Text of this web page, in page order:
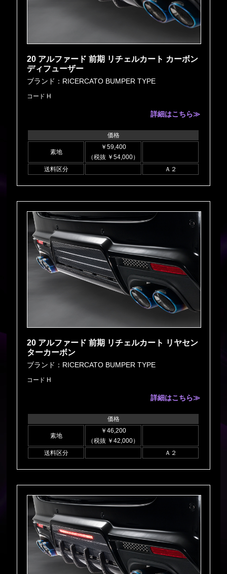
20 アルファード 前期 リチェルカート カーボン
ディフューザー
ブランド：RICERCATO BUMPER TYPE
コード H
詳細はこちら≫
価格
素地
￥59,400
（税抜 ￥54,000）
送料区分
Ａ２
20 アルファード 前期 リチェルカート リヤセン
ターカーボン
ブランド：RICERCATO BUMPER TYPE
コード H
詳細はこちら≫
価格
素地
￥46,200
（税抜 ￥42,000）
送料区分
Ａ２